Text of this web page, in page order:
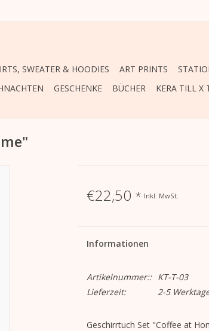
SWEATER & HOODIES ART PRINTS
GESCHENKE BÜCHER KERA TILL X
€22,50 * Inkl. MwSt.
Informationen
Artikelnummer::
KT-T-03
Lieferzeit:
2-5
Geschirrtuch Set "Coffee at